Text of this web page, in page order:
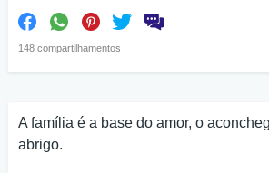
148 compartilhamentos
A família é a base do amor, o
abrigo.